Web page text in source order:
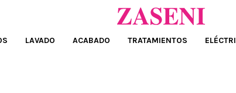
LAVADO ACABADO TRATAMIENTOS